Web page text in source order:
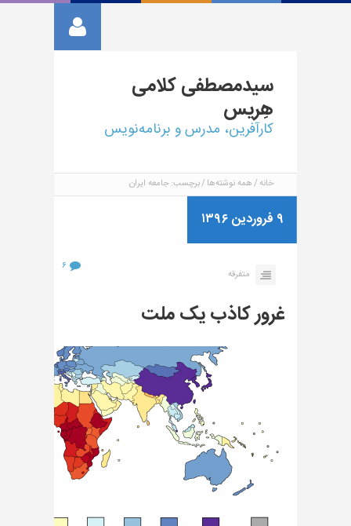
سیدمصطفیکلامی
هِریس
کارآفرین، مدرس و برنامه‌نویس
خانه همه نوشته‌ها برچسب: جامعه ایران
۹ فروردین ۱۳۹۶
متفرقه
۶
غرور کاذب یک ملت